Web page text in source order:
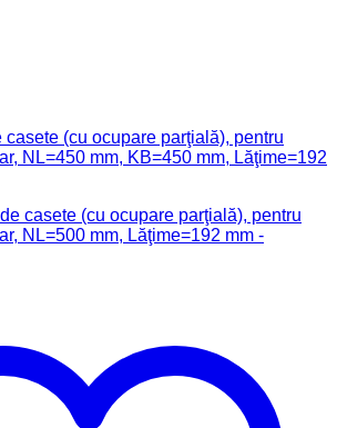
(cu ocupare parţială), pentru
NL=450 mm, KB=450 mm, Lăţime=192